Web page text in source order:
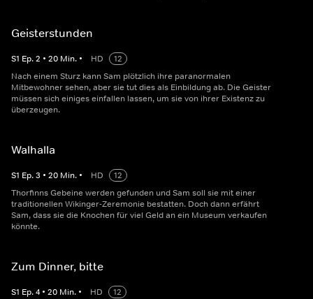
Geisterstunden
S1 Ep.2 • 20 Min. • HD
12
Nach einem Sturz kann Sam plötzlich ihre paranormalen
Mitbewohner sehen, aber sie tut dies als Einbildung ab. Die Geister
müssen sich einiges einfallen lassen, um sie von ihrer Existenz zu
überzeugen.
Walhalla
S1 Ep.3 • 20 Min. • HD
12
Thorfinns Gebeine werden gefunden und Sam soll sie mit einer
traditionellen Wikinger-Zeremonie bestatten. Doch dann erfährt
Sam, dass sie die Knochen für viel Geld an ein Museum verkaufen
könnte.
Zum Dinner, bitte
S1 Ep.4 • 20 Min. • HD
12